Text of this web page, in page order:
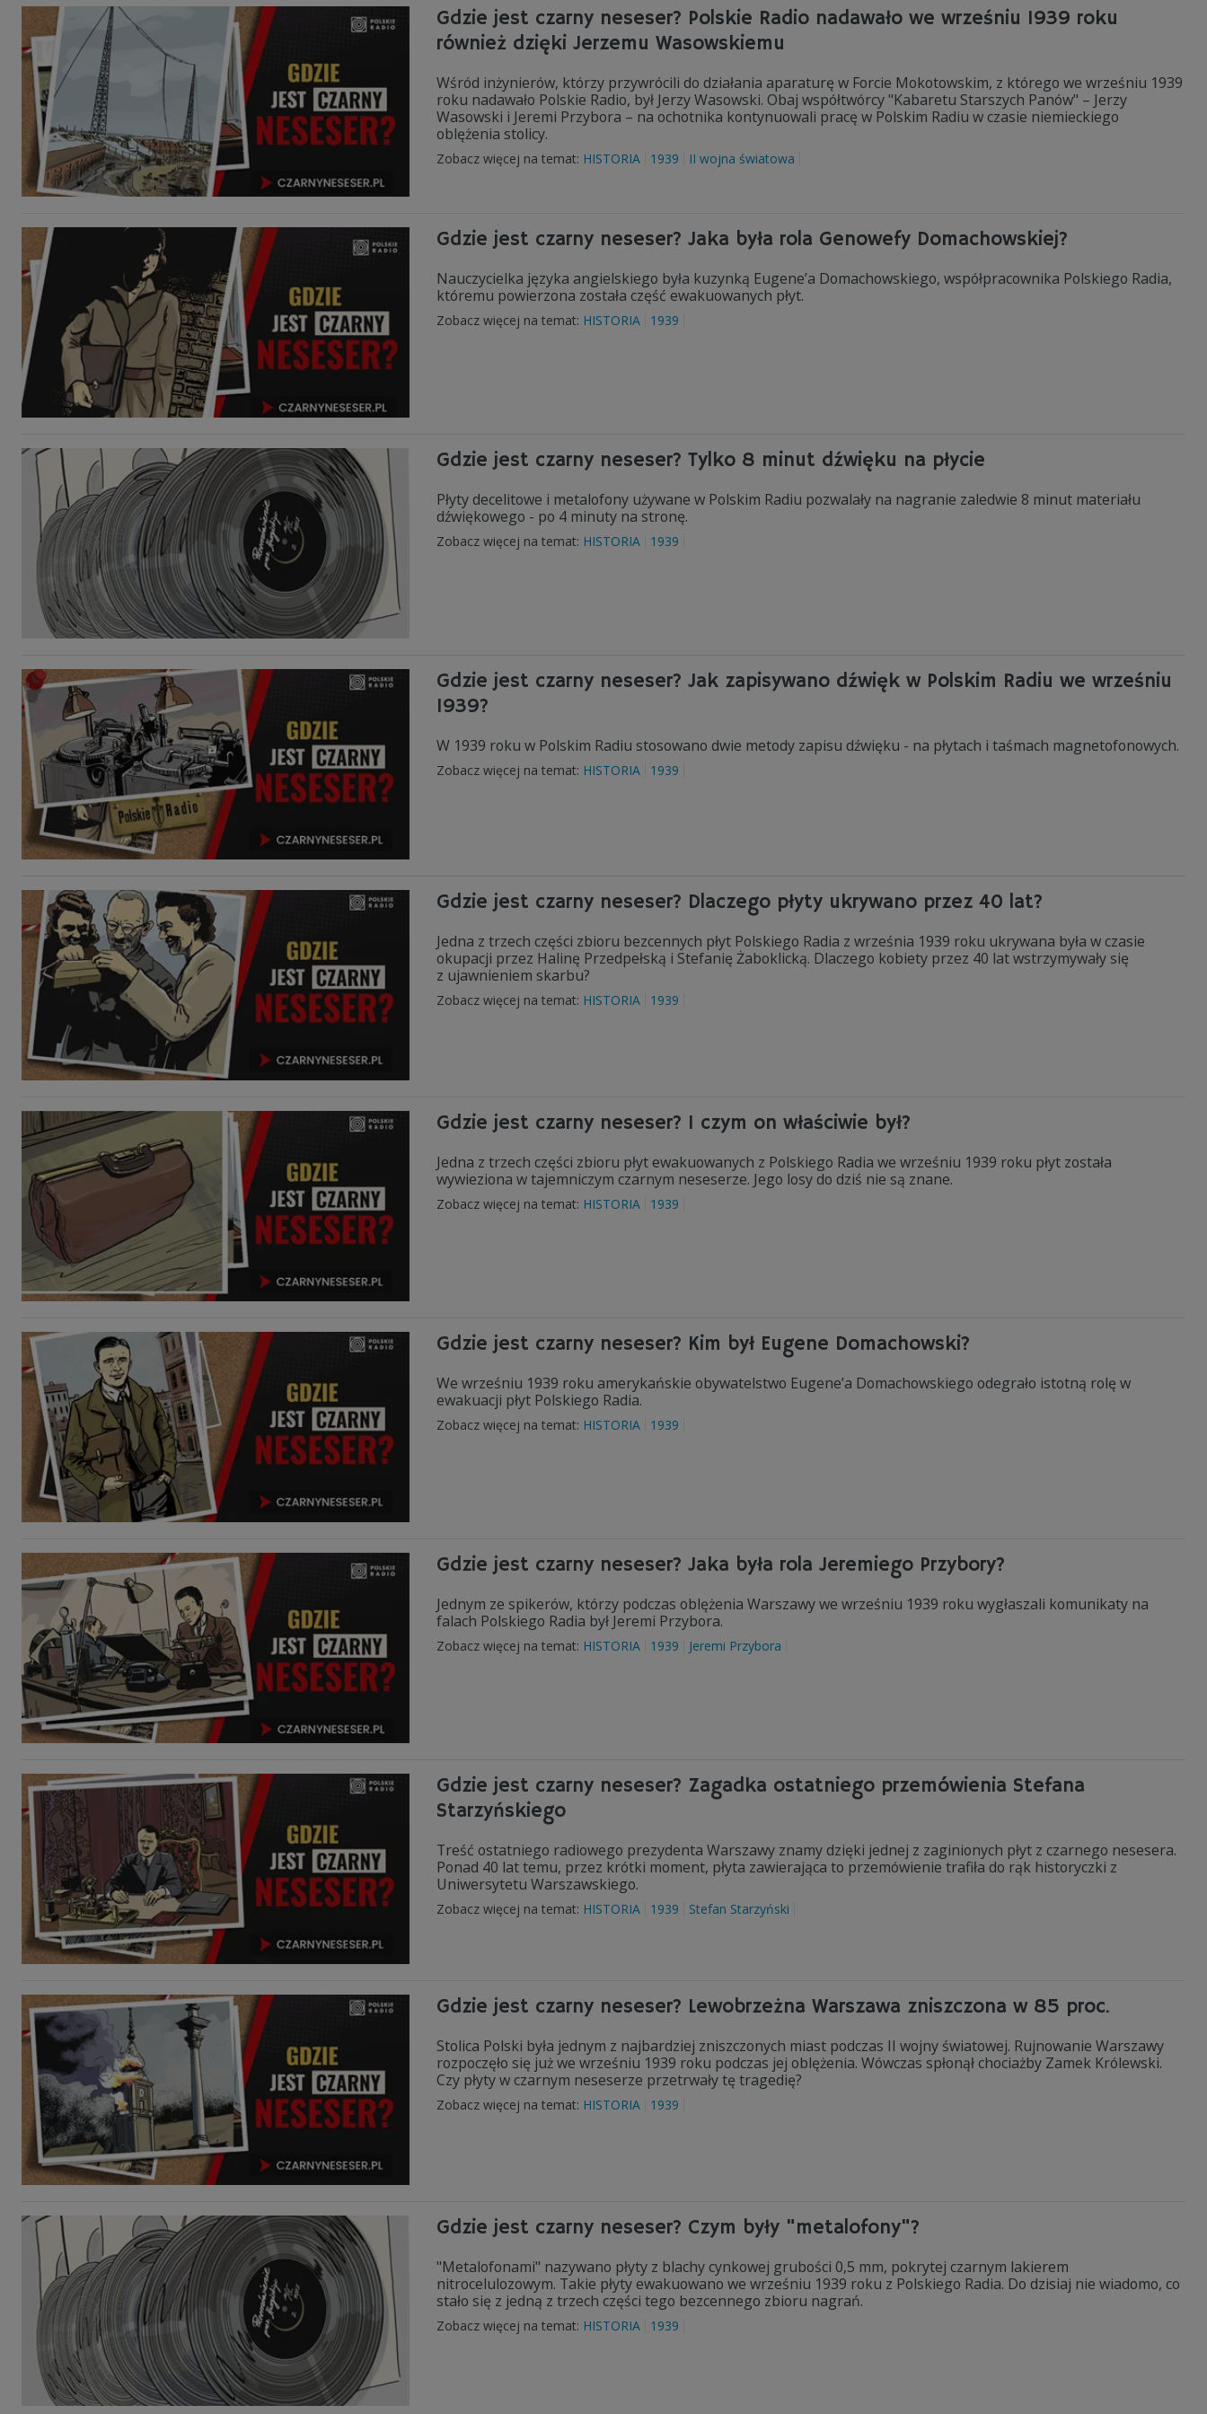
Gdzie jest czarny neseser? Polskie Radio nadawało we wrześniu 1939 roku
również dzięki Jerzemu Wasowskiemu
Wśród inżynierów, którzy przywrócili do działania aparaturę w Forcie Mokotowskim, z którego we wrześniu 1939
roku nadawało Polskie Radio, był Jerzy Wasowski. Obaj współtwórcy "Kabaretu Starszych Panów" – Jerzy
Wasowski i Jeremi Przybora – na ochotnika kontynuowali pracę w Polskim Radiu w czasie niemieckiego
oblężenia stolicy.
Zobacz więcej na temat: HISTORIA 1939 II wojna światowa
Gdzie jest czarny neseser? Jaka była rola Genowefy Domachowskiej?
Nauczycielka języka angielskiego była kuzynką Eugene’a Domachowskiego, współpracownika Polskiego Radia,
któremu powierzona została część ewakuowanych płyt.
Zobacz więcej na temat: HISTORIA 1939
Gdzie jest czarny neseser? Tylko 8 minut dźwięku na płycie
Płyty decelitowe i metalofony używane w Polskim Radiu pozwalały na nagranie zaledwie 8 minut materiału
dźwiękowego - po 4 minuty na stronę.
Zobacz więcej na temat: HISTORIA 1939
Gdzie jest czarny neseser? Jak zapisywano dźwięk w Polskim Radiu we wrześniu
1939?
W 1939 roku w Polskim Radiu stosowano dwie metody zapisu dźwięku - na płytach i taśmach magnetofonowych.
Zobacz więcej na temat: HISTORIA 1939
Gdzie jest czarny neseser? Dlaczego płyty ukrywano przez 40 lat?
Jedna z trzech części zbioru bezcennych płyt Polskiego Radia z września 1939 roku ukrywana była w czasie
okupacji przez Halinę Przedpełską i Stefanię Żaboklicką. Dlaczego kobiety przez 40 lat wstrzymywały się
z ujawnieniem skarbu?
Zobacz więcej na temat: HISTORIA 1939
Gdzie jest czarny neseser? I czym on właściwie był?
Jedna z trzech części zbioru płyt ewakuowanych z Polskiego Radia we wrześniu 1939 roku płyt została
wywieziona w tajemniczym czarnym neseserze. Jego losy do dziś nie są znane.
Zobacz więcej na temat: HISTORIA 1939
Gdzie jest czarny neseser? Kim był Eugene Domachowski?
We wrześniu 1939 roku amerykańskie obywatelstwo Eugene’a Domachowskiego odegrało istotną rolę w
ewakuacji płyt Polskiego Radia.
Zobacz więcej na temat: HISTORIA 1939
Gdzie jest czarny neseser? Jaka była rola Jeremiego Przybory?
Jednym ze spikerów, którzy podczas oblężenia Warszawy we wrześniu 1939 roku wygłaszali komunikaty na
falach Polskiego Radia był Jeremi Przybora.
Zobacz więcej na temat: HISTORIA 1939 Jeremi Przybora
Gdzie jest czarny neseser? Zagadka ostatniego przemówienia Stefana
Starzyńskiego
Treść ostatniego radiowego prezydenta Warszawy znamy dzięki jednej z zaginionych płyt z czarnego nesesera.
Ponad 40 lat temu, przez krótki moment, płyta zawierająca to przemówienie trafiła do rąk historyczki z
Uniwersytetu Warszawskiego.
Zobacz więcej na temat: HISTORIA 1939 Stefan Starzyński
Gdzie jest czarny neseser? Lewobrzeżna Warszawa zniszczona w 85 proc.
Stolica Polski była jednym z najbardziej zniszczonych miast podczas II wojny światowej. Rujnowanie Warszawy
rozpoczęło się już we wrześniu 1939 roku podczas jej oblężenia. Wówczas spłonął chociażby Zamek Królewski.
Czy płyty w czarnym neseserze przetrwały tę tragedię?
Zobacz więcej na temat: HISTORIA 1939
Gdzie jest czarny neseser? Czym były "metalofony"?
"Metalofonami" nazywano płyty z blachy cynkowej grubości 0,5 mm, pokrytej czarnym lakierem
nitrocelulozowym. Takie płyty ewakuowano we wrześniu 1939 roku z Polskiego Radia. Do dzisiaj nie wiadomo, co
stało się z jedną z trzech części tego bezcennego zbioru nagrań.
Zobacz więcej na temat: HISTORIA 1939